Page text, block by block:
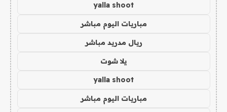
yalla shoot
مباريات اليوم مباشر
ريال مدريد مباشر
يلا شوت
yalla shoot
مباريات اليوم مباشر